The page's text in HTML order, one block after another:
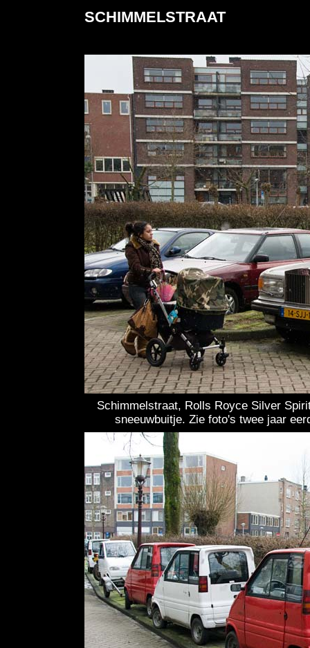
SCHIMMELSTRAAT
Schimmelstraat, Rolls Royce Silver
sneeuwbuitje. Zie foto's twee jaar